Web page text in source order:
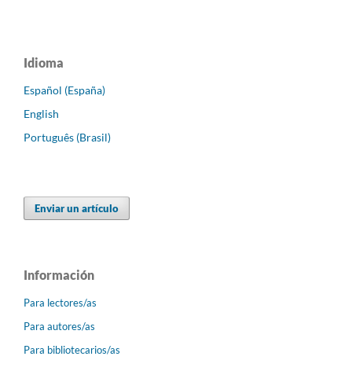
Idioma
Español (España)
English
Português (Brasil)
Enviar un artículo
Información
Para lectores/as
Para autores/as
Para bibliotecarios/as